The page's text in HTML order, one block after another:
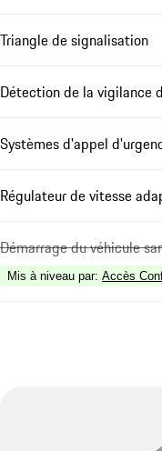
Triangle de signalisation
Détection de la vigilance
Systèmes d'appel
Régulateur de vitesse
Démarrage du véhicule
Mis à niveau par: Accès